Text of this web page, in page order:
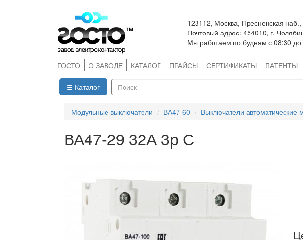
123112, Москва, Пресненская наб.,
Почтовый адрес: 454010, г.
Мы работаем по будням с 08:30 до
ГОСТО О ЗАВОДЕ КАТАЛОГ ПРАЙСЫ СЕРТИФИКАТЫ ПАТЕНТЫ
☰ Каталог
Модульные выключатели
ВА47-60 Выключатели автоматические
ВА47-29 32А 3р С